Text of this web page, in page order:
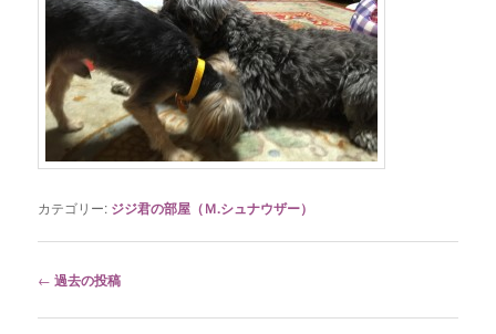
カテゴリー: ジジ君の部屋（Ｍ.シュナウザー）
投
ナ
← 過去の投稿